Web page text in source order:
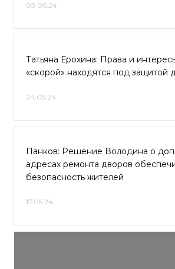
03.06.24
Татьяна Ерохина: Права и
«скорой» находятся под защитой
24.05.24
Панков: Решение Володина о
адресах ремонта дворов
безопасность жителей
17.05.24